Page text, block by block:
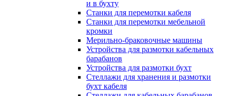
и в бухту
Станки для перемотки кабеля
Станки для перемотки мебельной
кромки
Мерильно-браковочные машины
Устройства для размотки кабельных
барабанов
Устройства для размотки бухт
Стеллажи для хранения и размотки
бухт кабеля